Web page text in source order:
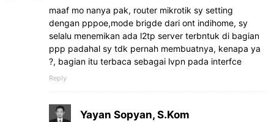
maaf mo nanya pak, router mikrotik sy setting
dengan pppoe,mode brigde dari ont indihome, sy
selalu menemikan ada l2tp server terbntuk di bagian
ppp padahal sy tdk pernah membuatnya, kenapa ya
?, bagian itu terbaca sebagai lvpn pada interfce
Reply
Yayan Sopyan, S.Kom